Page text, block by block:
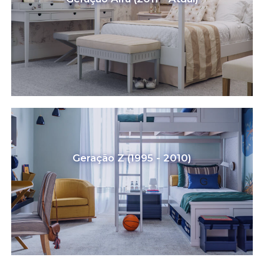
Geração Z (1995 - 2010)